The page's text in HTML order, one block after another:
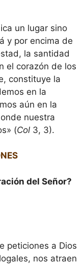
un lugar sino
y por encima de
la santidad
el corazón de los
constituye la
en la
aún en la
nuestra
(Col 3, 3).
del Señor?
peticiones a Dios
nos atraen